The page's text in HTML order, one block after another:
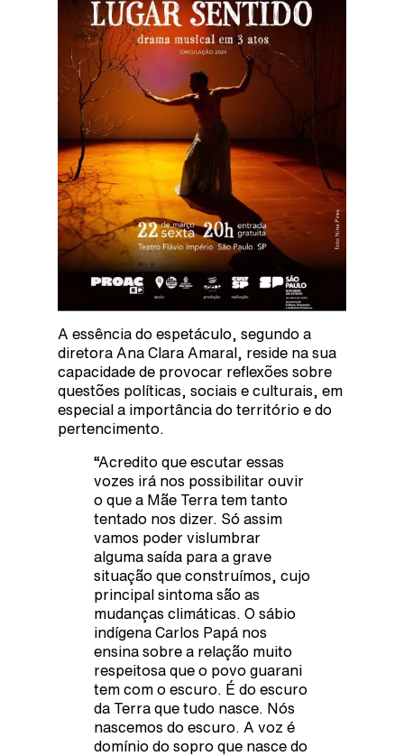
A essência do espetáculo, segundo a
diretora Ana Clara Amaral, reside na sua
capacidade de provocar reflexões sobre
questões políticas, sociais e culturais, em
especial a importância do território e do
pertencimento.
“Acredito que escutar essas
vozes irá nos possibilitar ouvir
o que a Mãe Terra tem tanto
tentado nos dizer. Só assim
vamos poder vislumbrar
alguma saída para a grave
situação que construímos, cujo
principal sintoma são as
mudanças climáticas. O sábio
indígena Carlos Papá nos
ensina sobre a relação muito
respeitosa que o povo guarani
tem com o escuro. É do escuro
da Terra que tudo nasce. Nós
nascemos do escuro. A voz é
domínio do sopro que nasce do